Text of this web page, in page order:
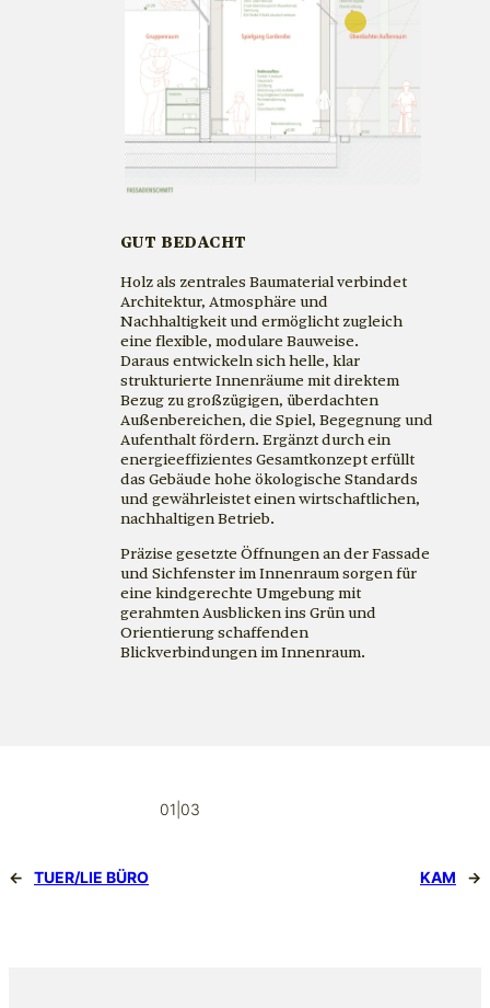
GUT BEDACHT
Holz als zentrales Baumaterial verbindet
Architektur, Atmosphäre und
Nachhaltigkeit und ermöglicht zugleich
eine flexible, modulare Bauweise.
Daraus entwickeln sich helle, klar
strukturierte Innenräume mit direktem
Bezug zu großzügigen, überdachten
Außenbereichen, die Spiel, Begegnung und
Aufenthalt fördern. Ergänzt durch ein
energieeffizientes Gesamtkonzept erfüllt
das Gebäude hohe ökologische Standards
und gewährleistet einen wirtschaftlichen,
nachhaltigen Betrieb.
Präzise gesetzte Öffnungen an der Fassade
und Sichfenster im Innenraum sorgen für
eine kindgerechte Umgebung mit
gerahmten Ausblicken ins Grün und
Orientierung schaffenden
Blickverbindungen im Innenraum.
01|03
← TUER/LIE BÜRO KAM →